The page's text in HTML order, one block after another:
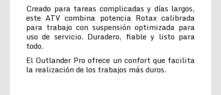
Creado para tareas complicadas y días largos,
este ATV combina potencia Rotax calibrada
para trabajo con suspensión optimizada para
uso de servicio. Duradero, fiable y listo para
todo.
El Outlander Pro ofrece un confort que facilita
la realización de los trabajos más duros.